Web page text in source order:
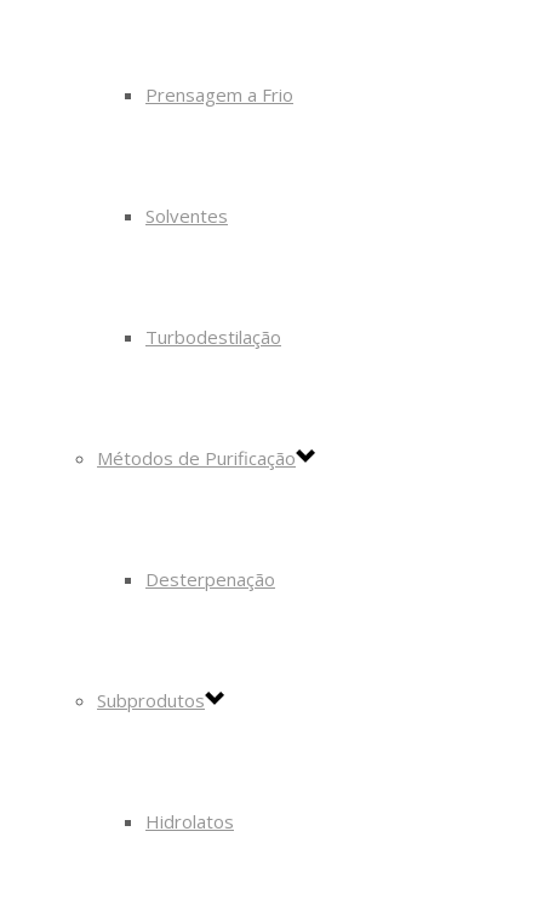
Prensagem a Frio
Solventes
Turbodestilação
Métodos de Purificação
Desterpenação
Subprodutos
Hidrolatos